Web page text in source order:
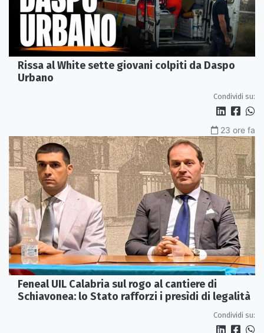
Rissa al White sette giovani colpiti da Daspo
Urbano
Condividi su:
23 ore fa
Feneal UIL Calabria sul rogo al cantiere di
Schiavonea: lo Stato rafforzi i presìdi di legalità
Condividi su: